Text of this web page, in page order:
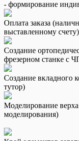
- формирование
Оплата заказа
выставленному счету)
Создание
фрезерном станке с
Создание вкладного
тутор)
Моделирование
моделирования)